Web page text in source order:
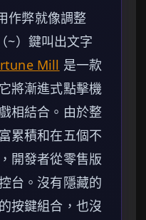
作弊就像調整
~）鍵叫出文字
Mill 是一款
將漸進式點擊機
相結合。由於整
累積和在五個不
開發者從零售版
台。沒有隱藏的
按鍵組合，也沒